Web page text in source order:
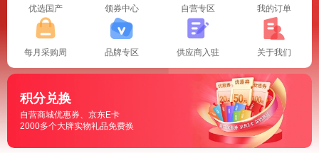
优选国产 领券中心 自营专区 我的订单
每月采购周 品牌专区 供应商入驻 关于我们
积分兑换
自营商城优惠券、京东E卡
2000多个大牌实物礼品免费换